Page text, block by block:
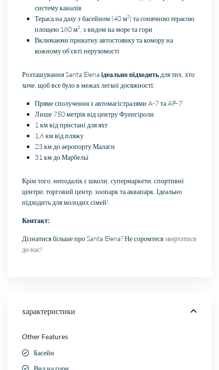
систему каналів
Тераса на даху з басейном (40 м²) та сонячною терасою
площею 180 м², з видом на море та гори
Включаючи приватну автостоянку та комору на
кожному об’єкті нерухомості
Розташування Santa Elenaідеально підходить для тих, хто
хоче, щоб все було в межах легкої досяжності:
Пряме сполучення завтомагістралями A-7 таAP-7
Лише 750 метрів від центруФуенгіроли
1 км від пристані для яхт
1,6 км від пляжу
23 км доаеропорту Малаги
31 км доМарбельї
Крім того, неподалік є школи, супермаркети, спортивні
центри, торговий центр, зоопарк та аквапарк. Ідеально
підходить для молодих сімей!
Контакт:
Дізнатися більше про Santa Elena? Не соромтесязвертатися
до нас!
характеристики
Other Features
Басейн
Вид на гори